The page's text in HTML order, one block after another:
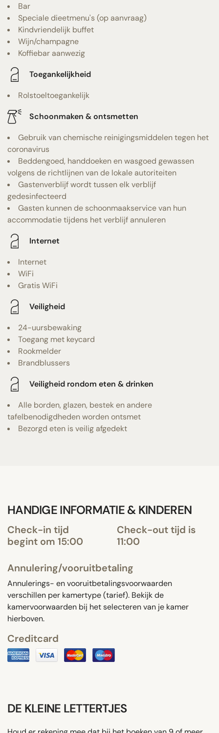
Bar
Speciale dieetmenu's (op aanvraag)
Kindvriendelijk buffet
Wijn/champagne
Koffiebar aanwezig
Toegankelijkheid
Rolstoeltoegankelijk
Schoonmaken & ontsmetten
Gebruik van chemische reinigingsmiddelen tegen het
coronavirus
Beddengoed, handdoeken en wasgoed gewassen
volgens de richtlijnen van de lokale autoriteiten
Gastenverblijf wordt tussen elk verblijf
gedesinfecteerd
Gasten kunnen de schoonmaakservice van hun
accommodatie tijdens het verblijf annuleren
Internet
Internet
WiFi
Gratis WiFi
Veiligheid
24-uursbewaking
Toegang met keycard
Rookmelder
Brandblussers
Veiligheid rondom eten & drinken
Alle borden, glazen, bestek en andere
tafelbenodigdheden worden ontsmet
Bezorgd eten is veilig afgedekt
HANDIGE INFORMATIE & KINDEREN
Check-in tijd
begint om 15:00
Check-out tijd is
11:00
Annulering/vooruitbetaling
Annulerings- en vooruitbetalingsvoorwaarden
verschillen per kamertype (tarief). Bekijk de
kamervoorwaarden bij het selecteren van je kamer
hierboven.
Creditcard
DE KLEINE LETTERTJES